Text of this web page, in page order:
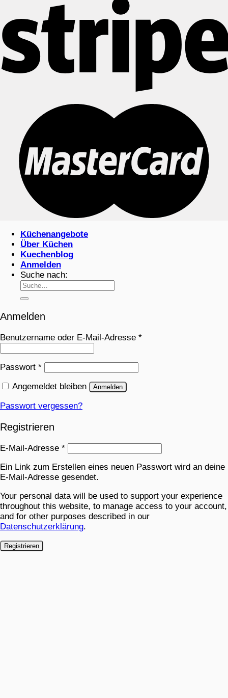
Küchenangebote
Über Küchen
Kuechenblog
Anmelden
Suche nach:
Anmelden
Benutzername oder E-Mail-Adresse *
Passwort *
Angemeldet bleiben Anmelden
Passwort vergessen?
Registrieren
E-Mail-Adresse *
Ein Link zum Erstellen eines neuen Passwort wird an deine
E-Mail-Adresse gesendet.
Your personal data will be used to support your experience
throughout this website, to manage access to your account,
and for other purposes described in our
Datenschutzerklärung.
Registrieren